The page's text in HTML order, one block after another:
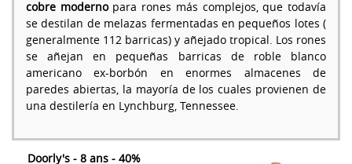
cobre modernopara rones más complejos, que todavía
se destilan de melazas fermentadas en pequeños lotes (
generalmente 112 barricas) y añejado tropical. Los rones
se añejan en pequeñas barricas de roble blanco
americano ex-borbón en enormes almacenes de
paredes abiertas, la mayoría de los cuales provienen de
una destilería en Lynchburg, Tennessee.
Doorly's - 8 ans - 40%